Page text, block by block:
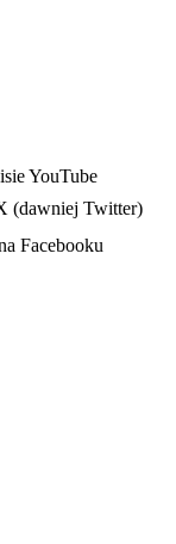
YouTube
(dawniej Twitter)
Facebooku